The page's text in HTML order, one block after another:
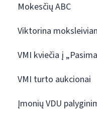
Mokesčių ABC
Viktorina
VMI kviečia į
VMI turto aukcionai
Įmonių VDU